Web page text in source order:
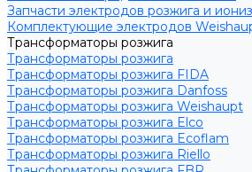
Запчасти электродов розжига и
Комплектующие электродов
Трансформаторы розжига
Трансформаторы розжига
Трансформаторы розжига FIDA
Трансформаторы розжига Danfoss
Трансформаторы розжига Weishaupt
Трансформаторы розжига Elco
Трансформаторы розжига Ecoflam
Трансформаторы розжига Riello